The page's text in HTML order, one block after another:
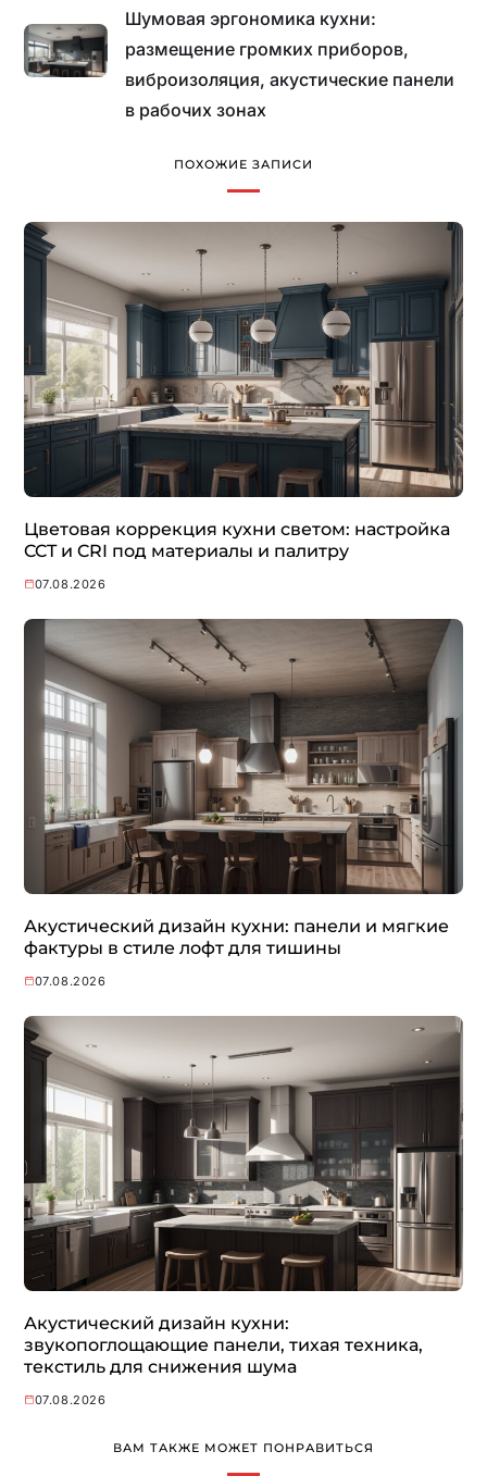
Шумовая эргономика кухни:
размещение громких приборов,
виброизоляция, акустические панели
в рабочих зонах
ПОХОЖИЕ ЗАПИСИ
Цветовая коррекция кухни светом: настройка
CCT и CRI под материалы и палитру
07.08.2026
Акустический дизайн кухни: панели и мягкие
фактуры в стиле лофт для тишины
07.08.2026
Акустический дизайн кухни:
звукопоглощающие панели, тихая техника,
текстиль для снижения шума
07.08.2026
ВАМ ТАКЖЕ МОЖЕТ ПОНРАВИТЬСЯ